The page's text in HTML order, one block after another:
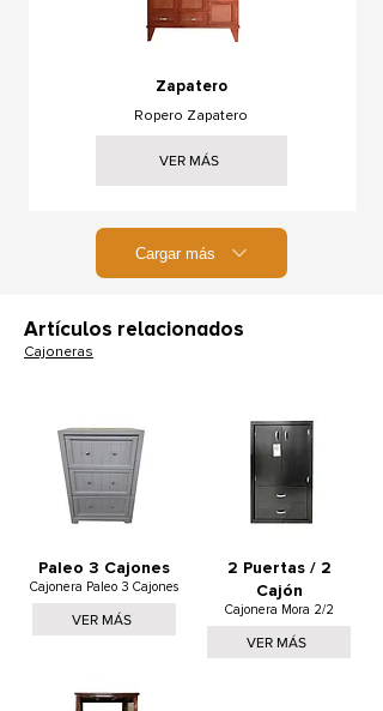
Zapatero
Ropero Zapatero
VER MÁS
Cargar más
Artículos relacionados
Cajoneras
Paleo 3 Cajones
Cajonera Paleo 3 Cajones
VER MÁS
2 Puertas / 2
Cajón
Cajonera Mora 2/2
VER MÁS